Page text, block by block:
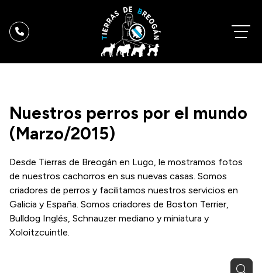
Nuestros perros por el mundo
(Marzo/2015)
Desde Tierras de Breogán en Lugo, le mostramos fotos
de nuestros cachorros en sus nuevas casas. Somos
criadores de perros y facilitamos nuestros servicios en
Galicia y España. Somos criadores de Boston Terrier,
Bulldog Inglés, Schnauzer mediano y miniatura y
Xoloitzcuintle.